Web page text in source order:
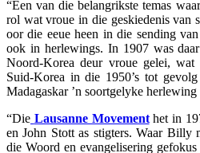
“Een van die belangrikste temas
rol wat vroue in die geskiedenis van
oor die eeue heen in die sending
ook in herlewings. In 1907 was
Noord-Korea deur vroue gelei,
Suid-Korea in die 1950’s tot
Madagaskar ’n soortgelyke
“Die Lausanne Movementhet in
en John Stott as stigters. Waar Billy
die Woord en evangelisering